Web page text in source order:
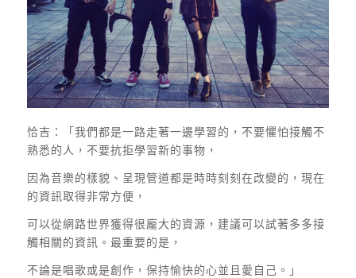
恰吉：「我們都是一路走著一邊學習的，不要懼怕接觸不
熟悉的人，不要抗拒學習新的事物，
因為音樂的樣貌、呈現管道都是時時刻刻在改變的，現在
的資訊取得非常方便，
可以從網路世界獲得很龐大的資源，建議可以試著多多接
觸相關的資訊。最重要的是，
不論是唱歌或是創作，保持愉快的心並且愛自己。」